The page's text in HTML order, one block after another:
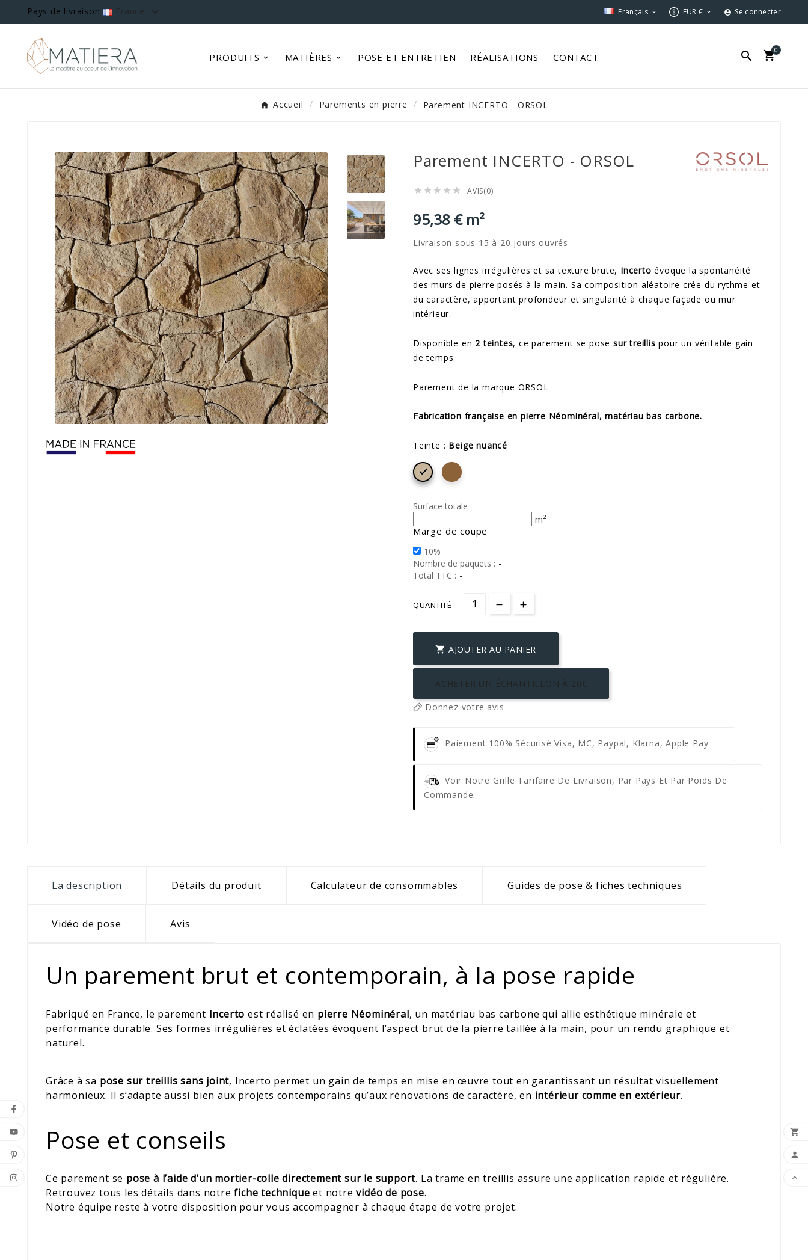
Pays de livraison France  Français  EUR €   Se connecter
PRODUITS MATIÈRES POSE ET ENTRETIEN RÉALISATIONS CONTACT  0
Accueil Parements en pierre Parement INCERTO - ORSOL

Parement INCERTO - ORSOL
     AVIS(0)
95,38 € m²
Livraison sous 15 à 20 jours ouvrés
Avec ses lignes irrégulières et sa texture brute, Incerto évoque la spontanéité
des murs de pierre posés à la main. Sa composition aléatoire crée du rythme et
du caractère, apportant profondeur et singularité à chaque façade ou mur
intérieur.
Disponible en 2 teintes, ce parement se posesur treillis pour un véritable gain
de temps.
Parement de la marque ORSOL
Fabrication française en pierre Néominéral, matériau bas carbone.
Teinte : Beige nuancé

Surface totale
m²
Marge de coupe
10%
Nombre de paquets : -
Total TTC : -
QUANTITÉ
 AJOUTER AU PANIER
ACHETER UN ÉCHANTILLON À 20€
Donnez votre avis
Paiement 100% SécuriséVisa, MC, Paypal, Klarna, Apple Pay
Voir Notre Grille Tarifaire De Livraison, Par Pays Et Par Poids De
Commande.
La description Détails du produit Calculateur de consommables Guides de pose & fiches techniques
Vidéo de pose Avis
Un parement brut et contemporain, à la pose rapide
Fabriqué en France, le parement Incerto est réalisé en pierre Néominéral, un matériau bas carbone qui allie esthétique minérale et
performance durable. Ses formes irrégulières et éclatées évoquent l’aspect brut de la pierre taillée à la main, pour un rendu graphique et
naturel.
Grâce à sa pose sur treillis sans joint, Incerto permet un gain de temps en mise en œuvre tout en garantissant un résultat visuellement
harmonieux. Il s’adapte aussi bien aux projets contemporains qu’aux rénovations de caractère, en intérieur comme en extérieur.
Pose et conseils
Ce parement se pose à l’aide d’un mortier-colle directement sur le support. La trame en treillis assure une application rapide et régulière.
Retrouvez tous les détails dans notrefiche technique et notrevidéo de pose.
Notre équipe reste à votre disposition pour vous accompagner à chaque étape de votre projet.


